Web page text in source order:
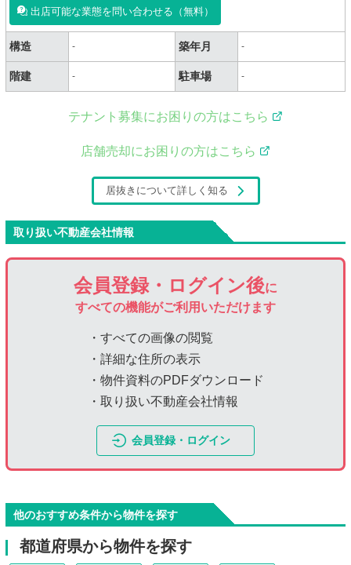
出店可能な業態を問い合わせる（無料）
構造 - 築年月 -
階建 - 駐車場 -
テナント募集にお困りの方はこちら
店舗売却にお困りの方はこちら
居抜きについて詳しく知る
取り扱い不動産会社情報
会員登録・ログイン後に
すべての機能がご利用いただけます
・すべての画像の閲覧
・詳細な住所の表示
・物件資料のPDFダウンロード
・取り扱い不動産会社情報
会員登録・ログイン
他のおすすめ条件から物件を探す
都道府県から物件を探す